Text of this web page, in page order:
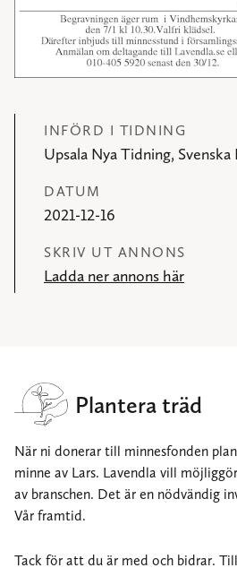
INFÖRD I TIDNING
Upsala Nya Tidning,
DATUM
2021-12-16
SKRIV UT ANNONS
Ladda ner annons här
Plantera träd
När ni donerar till minnesfonden
minne av Lars. Lavendla vill
av branschen. Det är en nödvändig
Vår framtid.
Tack för att du är med och bidrar.